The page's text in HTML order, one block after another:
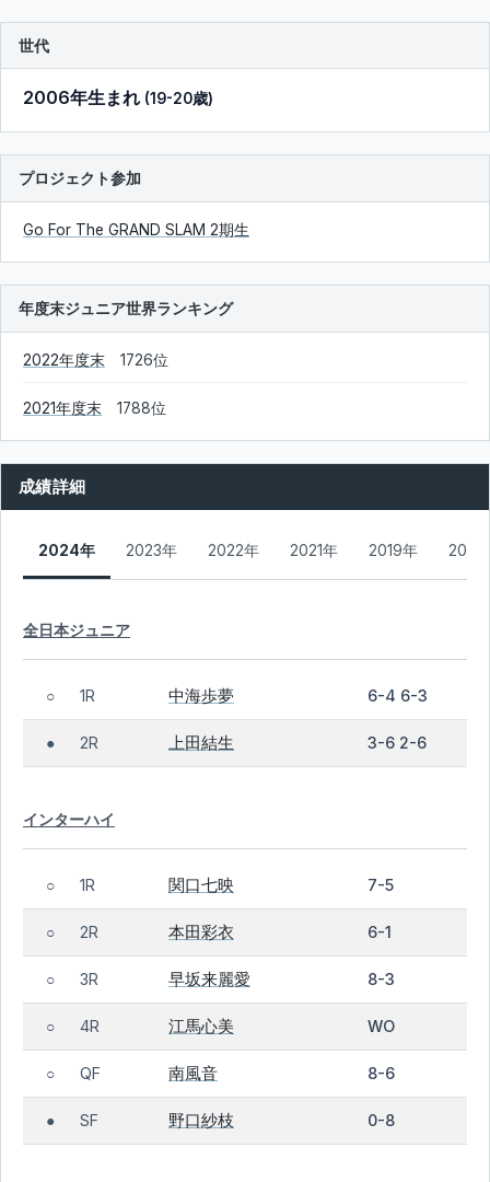
世代
2006年生まれ (19-20歳)
プロジェクト参加
Go For The GRAND SLAM 2期生
年度末ジュニア世界ランキング
2022年度末 1726位
2021年度末 1788位
成績詳細
2024年 2023年 2022年 2021年 2019年 2018
全日本ジュニア
○ 1R 中海歩夢 6-4 6-3
● 2R 上田結生 3-6 2-6
インターハイ
○ 1R 関口七映 7-5
○ 2R 本田彩衣 6-1
○ 3R 早坂来麗愛 8-3
○ 4R 江馬心美 WO
○ QF 南風音 8-6
● SF 野口紗枝 0-8